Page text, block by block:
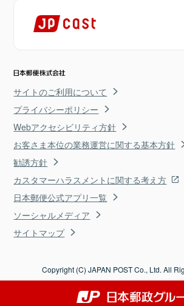
サイトのご利用について
プライバシーポリシー
Webアクセシビリティ方針
お客さま本位の業務運営に関する基本方針
勧誘方針
カスタマーハラスメントに関する考え方
日本郵便公式アプリ一覧
ソーシャルメディア
サイトマップ
Copyright (C) JAPAN POST Co., Ltd. All